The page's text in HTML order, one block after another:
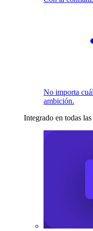
No importa
ambición.
Integrado en todas